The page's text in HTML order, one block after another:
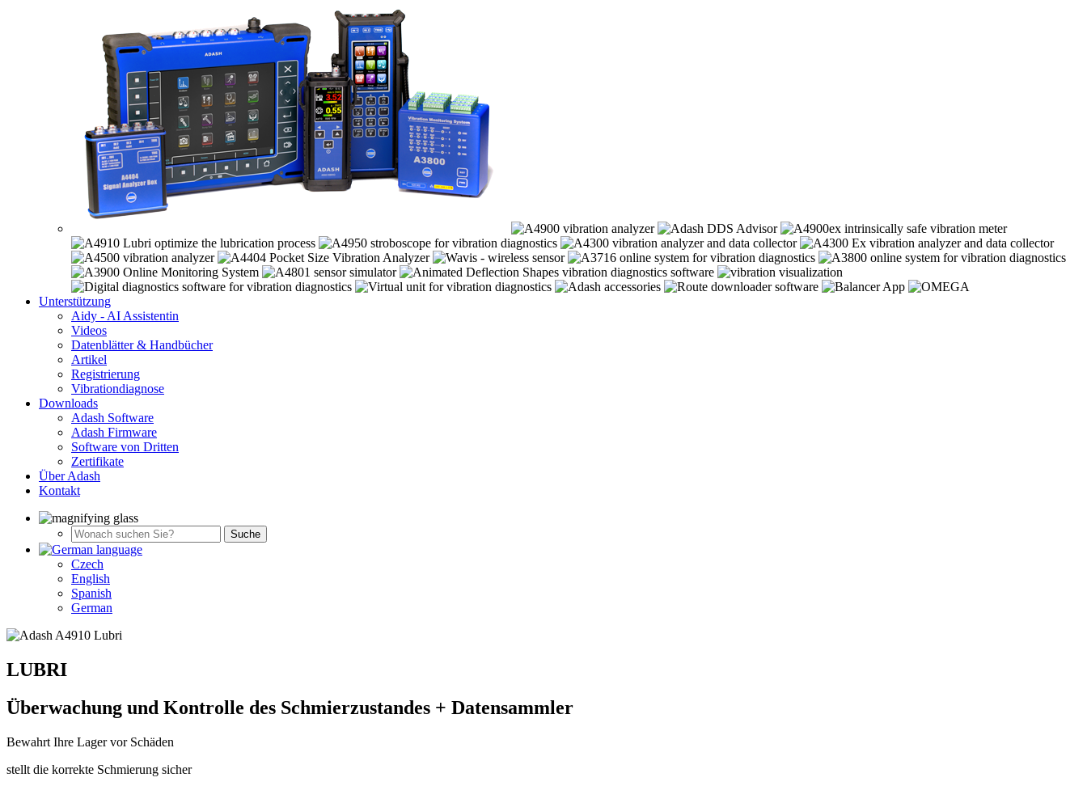
Unterstützung
Aidy - AI Assistentin
Videos
Datenblätter & Handbücher
Artikel
Registrierung
Vibrationdiagnose
Downloads
Adash Software
Adash Firmware
Software von Dritten
Zertifikate
Über Adash
Kontakt
Czech
English
Spanish
German
LUBRI
Überwachung und Kontrolle des Schmierzustandes + Datensammler
Bewahrt Ihre Lager vor Schäden
stellt die korrekte Schmierung sicher